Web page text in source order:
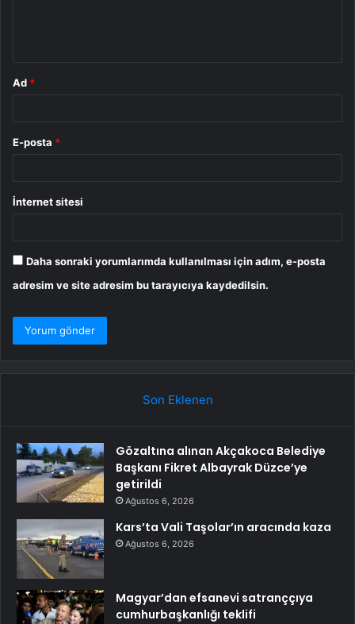
Ad *
E-posta *
İnternet sitesi
Daha sonraki yorumlarımda kullanılması için adım, e-posta
adresim ve site adresim bu tarayıcıya kaydedilsin.
Son Eklenen
Gözaltına alınan Akçakoca Belediye
Başkanı Fikret Albayrak Düzce’ye
getirildi
Ağustos 6, 2026
Kars’ta Vali Taşolar’ın aracında kaza
Ağustos 6, 2026
Magyar’dan efsanevi satranççıya
cumhurbaşkanlığı teklifi